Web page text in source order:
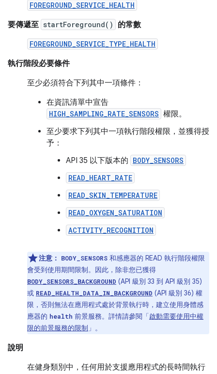
FOREGROUND_SERVICE_HEALTH
要傳遞至 startForeground() 的常數
FOREGROUND_SERVICE_TYPE_HEALTH
執行階段必要條件
至少必須符合下列其中一項條件：
在資訊清單中宣告
HIGH_SAMPLING_RATE_SENSORS 權限。
至少要求下列其中一項執行階段權限，並獲得授
予：
API 35 以下版本的 BODY_SENSORS
READ_HEART_RATE
READ_SKIN_TEMPERATURE
READ_OXYGEN_SATURATION
ACTIVITY_RECOGNITION
注意： BODY_SENSORS 和感應器的 READ 執行階段權限
會受到使用期間限制。因此，除非您已獲得
BODY_SENSORS_BACKGROUND (API 級別 33 到 API 級別 35)
或 READ_HEALTH_DATA_IN_BACKGROUND (API 級別 36) 權
限，否則無法在應用程式處於背景執行時，建立使用身體感
應器的 health 前景服務。詳情請參閱「啟動需要使用中權
限的前景服務的限制 」。
說明
在健身類別中，任何用於支援應用程式的長時間執行